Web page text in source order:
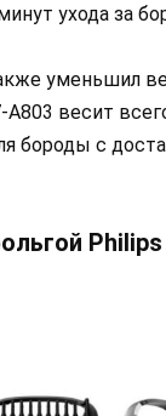
ухода за
уменьшил
A803 весит
бороды с